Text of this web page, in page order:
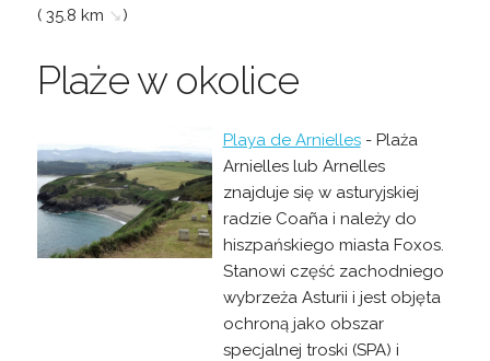
( 35.8 km ↘)
Plaże w okolice
Playa de Arnielles- Plaża
Arnielles lub Arnelles
znajduje się w asturyjskiej
radzie Coaña i należy do
hiszpańskiego miasta Foxos.
Stanowi część zachodniego
wybrzeża Asturii i jest objęta
ochroną jako obszar
specjalnej troski (SPA) i